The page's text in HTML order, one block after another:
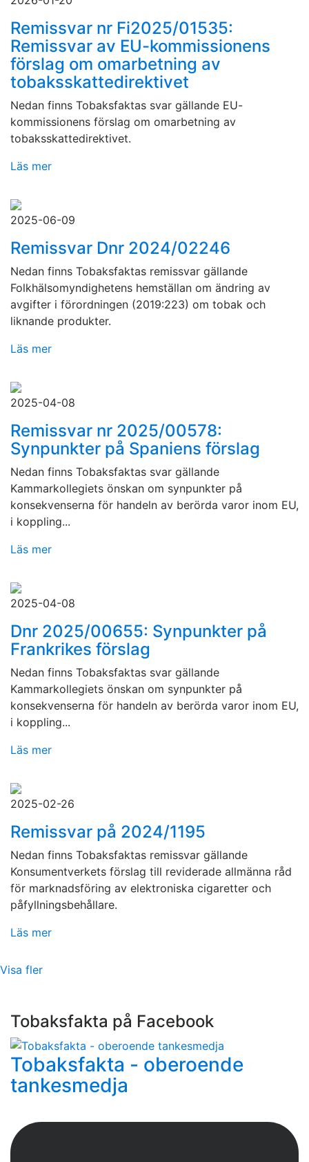
Remissvar nr Fi2025/01535:
Remissvar av EU-kommissionens
förslag om omarbetning av
tobaksskattedirektivet
Nedan finns Tobaksfaktas svar gällande EU-
kommissionens förslag om omarbetning av
tobaksskattedirektivet.
Läs mer
2025-06-09
Remissvar Dnr 2024/02246
Nedan finns Tobaksfaktas remissvar gällande
Folkhälsomyndighetens hemställan om ändring av
avgifter i förordningen (2019:223) om tobak och
liknande produkter.
Läs mer
2025-04-08
Remissvar nr 2025/00578:
Synpunkter på Spaniens förslag
Nedan finns Tobaksfaktas svar gällande
Kammarkollegiets önskan om synpunkter på
konsekvenserna för handeln av berörda varor inom EU,
i koppling...
Läs mer
2025-04-08
Dnr 2025/00655: Synpunkter på
Frankrikes förslag
Nedan finns Tobaksfaktas svar gällande
Kammarkollegiets önskan om synpunkter på
konsekvenserna för handeln av berörda varor inom EU,
i koppling...
Läs mer
2025-02-26
Remissvar på 2024/1195
Nedan finns Tobaksfaktas remissvar gällande
Konsumentverkets förslag till reviderade allmänna råd
för marknadsföring av elektroniska cigaretter och
påfyllningsbehållare.
Läs mer
Visa fler
Tobaksfakta på Facebook
Tobaksfakta - oberoende
tankesmedja